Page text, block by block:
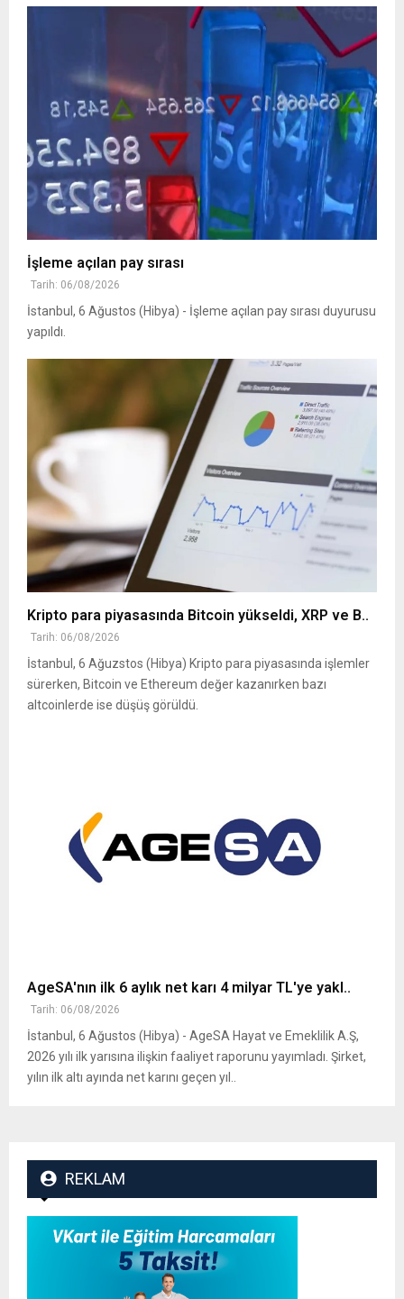
İşleme açılan pay sırası
Tarih: 06/08/2026
İstanbul, 6 Ağustos (Hibya) - İşleme açılan pay sırası duyurusu
yapıldı.
Kripto para piyasasında Bitcoin yükseldi, XRP ve B..
Tarih: 06/08/2026
İstanbul, 6 Ağuzstos (Hibya) Kripto para piyasasında işlemler
sürerken, Bitcoin ve Ethereum değer kazanırken bazı
altcoinlerde ise düşüş görüldü.
AgeSA'nın ilk 6 aylık net karı 4 milyar TL'ye yakl..
Tarih: 06/08/2026
İstanbul, 6 Ağustos (Hibya) - AgeSA Hayat ve Emeklilik A.Ş,
2026 yılı ilk yarısına ilişkin faaliyet raporunu yayımladı. Şirket,
yılın ilk altı ayında net karını geçen yıl..
REKLAM